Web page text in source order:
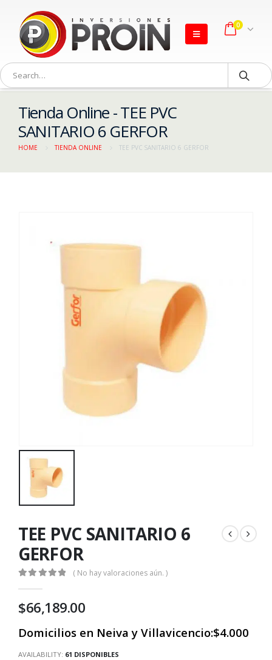
0
Tienda Online - TEE PVC
SANITARIO 6 GERFOR
HOME TIENDA ONLINE TEE PVC SANITARIO 6 GERFOR
TEE PVC SANITARIO 6
GERFOR
( No hay valoraciones aún. )
$66,189.00
Domicilios en Neiva y Villavicencio:$4.000
AVAILABILITY: 61 DISPONIBLES